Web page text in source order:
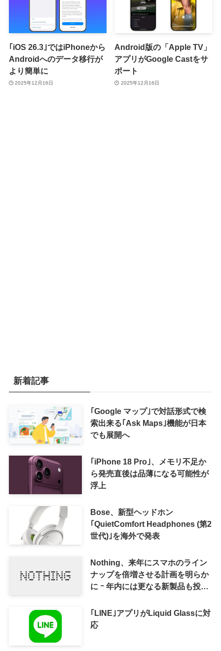
｢iOS 26.3｣ではiPhoneから
Androidへのデータ移行が
より簡単に
2025年12月16日
Android版の「Apple TV」
アプリがGoogle Castをサ
ポート
2025年12月16日
新着記事
｢Google マップ｣で対話形式で検
索出来る｢Ask Maps｣機能が日本
でも展開へ
｢iPhone 18 Pro｣、メモリ不足か
ら発売直後は品薄になる可能性が
浮上
Bose、新型ヘッドホン
｢QuietComfort Headphones (第2
世代)｣を海外で発表
Nothing、来年にスマホのライン
ナップを倍増させる計画を明らか
に ｰ 年内には更なる新製品も投入
｢LINE｣アプリがLiquid Glassに対
応